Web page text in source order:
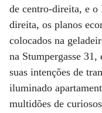
de centro-direita, e o
direita, os planos
colocados na
na Stumpergasse
suas intenções de
iluminado
multidões de